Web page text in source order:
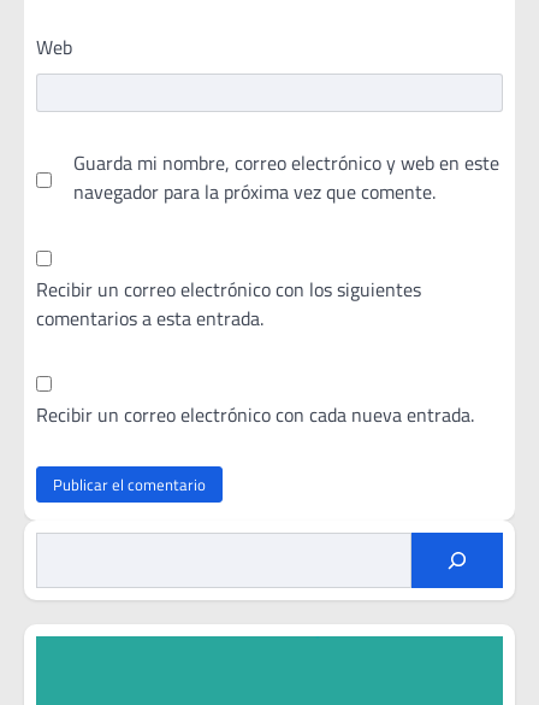
Web
Guarda mi nombre, correo electrónico y web en este
navegador para la próxima vez que comente.
Recibir un correo electrónico con los siguientes
comentarios a esta entrada.
Recibir un correo electrónico con cada nueva entrada.